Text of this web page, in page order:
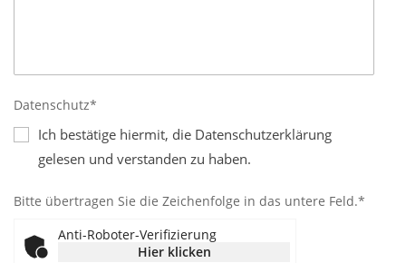
Datenschutz*
Ich bestätige hiermit, die Datenschutzerklärung
gelesen und verstanden zu haben.
Bitte übertragen Sie die Zeichenfolge in das untere Feld.*
Anti-Roboter-Verifizierung
Hier klicken